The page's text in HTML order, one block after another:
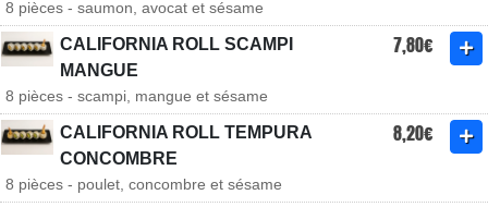
8 pièces - saumon, avocat et sésame
CALIFORNIA ROLL SCAMPI
MANGUE
7,80€
8 pièces - scampi, mangue et sésame
CALIFORNIA ROLL TEMPURA
CONCOMBRE
8,20€
8 pièces - poulet, concombre et sésame